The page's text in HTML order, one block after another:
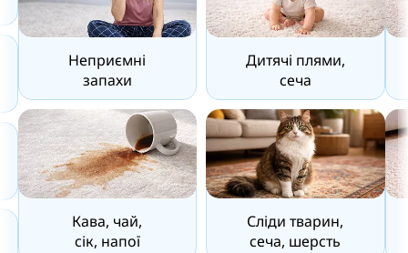
Неприємні
запахи
Дитячі плями,
сеча
Кава, чай,
сік, напої
Сліди тварин,
сеча, шерсть